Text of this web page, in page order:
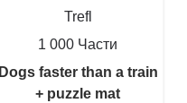
Trefl
1 000 Части
Dogs faster than a train
+ puzzle mat